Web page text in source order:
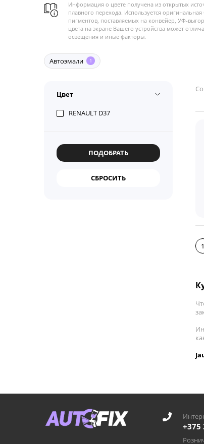
Информация о цвете получена из открытых
плавного перехода. Используется
пигментов, поставляемых на конвейер, УФ-
цвета на экране Вашего устройства может
освещения и иные факторы.
Автоэмали 1
Цвет
RENAULT D37
1
+375